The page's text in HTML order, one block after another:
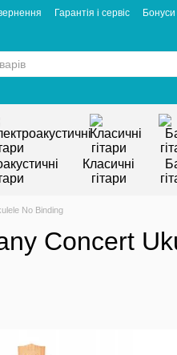
Гарантія і сервіс Бонуси
Класичні
гітари
No Binding
Concert